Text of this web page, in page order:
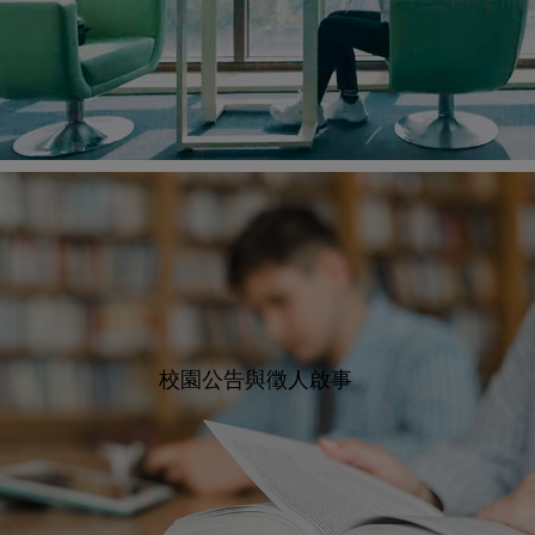
校園公告與徵人啟事